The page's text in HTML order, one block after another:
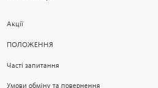
Акції
ПОЛОЖЕННЯ
Часті запитання
Умови обміну та повернення